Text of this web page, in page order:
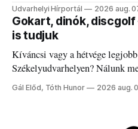
Udvarhelyi Hírportál 2026 aug.
Gokart, dinók,
is tudjuk
Kíváncsi vagy a hétvége
Székelyudvarhelyen? Nálunk
a fogaddal, a fogorvosi ügyeletet
Gál Előd, Tóth Hunor 2026 aug.